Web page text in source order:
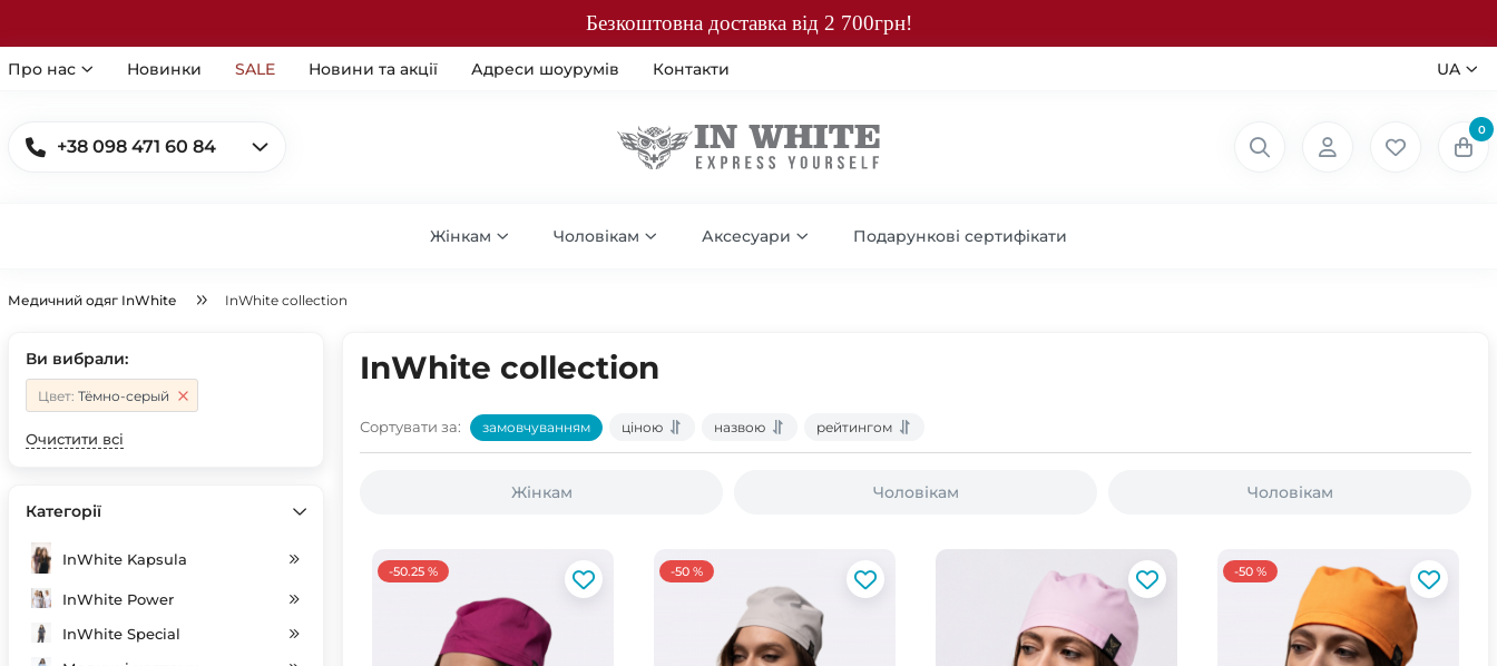
Безкоштовна доставка від 2 700грн!
Про нас Новинки SALE Новини та акції Адреси шоурумів Контакти UA
+38 098 471 60 84
0
Жінкам Чоловікам Аксесуари Подарункові сертифікати
Медичний одяг InWhite InWhite collection
Ви вибрали:
Цвет: Тёмно-серый
Очистити всі
Категорії
InWhite Kapsula
InWhite Power
InWhite Special
InWhite collection
Сортувати за: замовчуванням ціною назвою рейтингом
Жінкам Чоловікам Чоловікам
-50.25 % -50 % -50 %